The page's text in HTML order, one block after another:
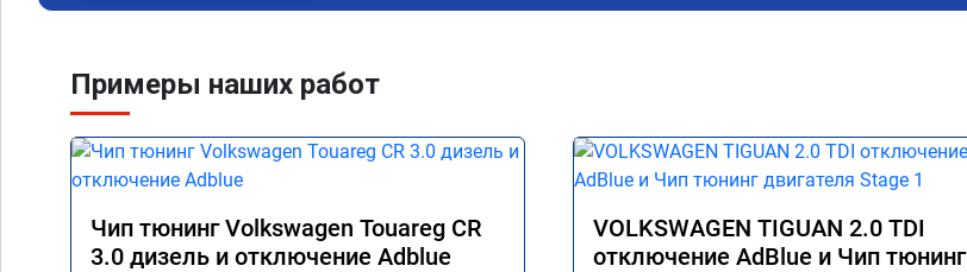
Примеры наших работ
Чип тюнинг Volkswagen Touareg CR
3.0 дизель и отключение Adblue
VOLKSWAGEN TIGUAN 2.0 TDI
отключение AdBlue и Чип тюнинг